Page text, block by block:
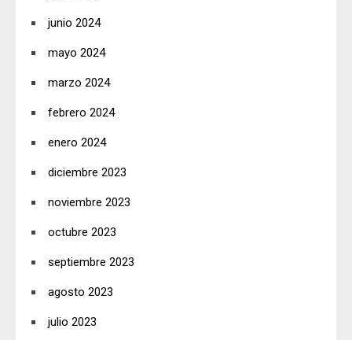
junio 2024
mayo 2024
marzo 2024
febrero 2024
enero 2024
diciembre 2023
noviembre 2023
octubre 2023
septiembre 2023
agosto 2023
julio 2023